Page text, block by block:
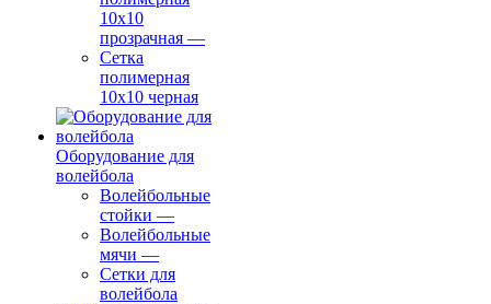
10х10
прозрачная —
Сетка
полимерная
10х10 черная
Оборудование для
волейбола
Волейбольные
стойки —
Волейбольные
мячи —
Сетки для
волейбола